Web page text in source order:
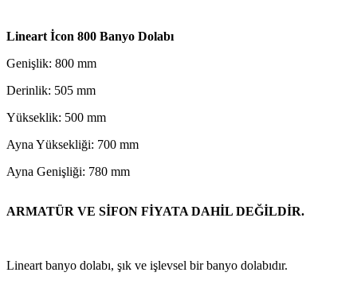
Lineart İcon 800 Banyo Dolabı
Genişlik: 800 mm
Derinlik: 505 mm
Yükseklik: 500 mm
Ayna Yüksekliği: 700 mm
Ayna Genişliği: 780 mm
ARMATÜR VE SİFON FİYATA DAHİL DEĞİLDİR.
Lineart banyo dolabı, şık ve işlevsel bir banyo dolabıdır.